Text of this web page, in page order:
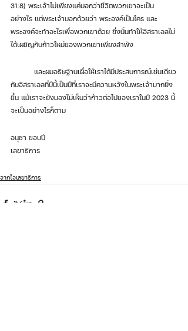
31:8) พระเจ้าไม่เพียงแค่บอกว่าชีวิตพวกเขาจะเป็น
อย่างไร แต่พระเจ้าบอกด้วยว่า พระองค์เป็นใคร และ
พระองค์จะทำอะไรเพื่อพวกเขาด้วย ซึ่งนั่นทำให้อิสราเอลไม่
ได้เผชิญกับก้าวใหม่ของพวกเขาเพียงลำพัง
กับอิสราเอลที่ปีนี้เป็นปีที่เราจะมีความหวังในพระเจ้ามากยิ่ง
ขึ้น แม้เราจะยังมองไม่เห็นว่าก้าวต่อไปของเราในปี 2023 นี้
จะเป็นอย่างไรก็ตาม
อนุชา ขอบปี
เลขาธิการ
จากใจเลขาธิการ